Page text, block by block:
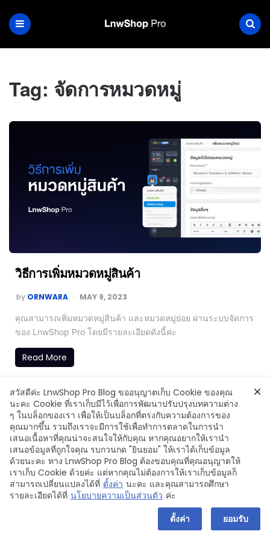
Tag: จัดการหมวดหมู่
วิธีการเพิ่มหมวดหมู่สินค้า
by ORNWARA MAY 9, 2023
คุณสามารถเพิ่มหมวดหมู่สินค้า และหมวดหมู่ย่อย ผ่านระบบจัดการ
ของ LnwShop Pro โดยมีรายละเอียดดังนี้ค่ะ
Read More
Copyright © 2024 LnwShop Company Limited
สวัสดีค่ะ LnwShop Pro Blog ขออนุญาตเก็บ Cookie ของคุณ
นะคะ Cookie ที่เราเก็บมีไว้เพื่อการพัฒนาปรับปรุงบทความต่าง
ๆ ในบล็อกของเรา เพื่อให้เป็นบล็อกที่ตรงกับความต้องการของ
คุณมากขึ้น รวมถึงเราจะมีการใช้เพื่อทำการตลาดในการนำ
เสนอเนื้อหาที่คุณน่าจะสนใจให้กับคุณ หากคุณอยากให้เรานำ
เสนอข้อมูลที่ถูกใจคุณ รบกวนกด "ยินยอม" ให้เราได้เก็บข้อมูล
ด้วยนะคะ ทาง LnwShop Pro Blog ต้องขอบคุณที่คุณอนุญาตให้
เราเก็บ Cookie ด้วยค่ะ แต่หากคุณไม่ต้องการให้เราเก็บข้อมูลก็
สามารถเปลี่ยนแปลงได้ที่ ตั้งค่า นะคะ และคุณสามารถศึกษา
รายละเอียดได้ที่ นโยบายความเป็นส่วนตัว ค่ะ
ตั้งค่า
ยอมรับ